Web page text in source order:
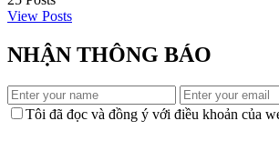
View Posts
NHẬN THÔNG BÁO
Tôi đã đọc và đồng ý với điều khoản của